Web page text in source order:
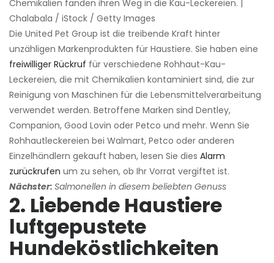
Chemikalien fanden ihren Weg in die Kau-Leckereien. |
Chalabala / iStock / Getty Images
Die United Pet Group ist die treibende Kraft hinter
unzähligen Markenprodukten für Haustiere. Sie haben eine
freiwilliger Rückruf für verschiedene Rohhaut-Kau-
Leckereien, die mit Chemikalien kontaminiert sind, die zur
Reinigung von Maschinen für die Lebensmittelverarbeitung
verwendet werden. Betroffene Marken sind Dentley,
Companion, Good Lovin oder Petco und mehr. Wenn Sie
Rohhautleckereien bei Walmart, Petco oder anderen
Einzelhändlern gekauft haben, lesen Sie dies Alarm
zurückrufen um zu sehen, ob Ihr Vorrat vergiftet ist.
Nächster: Salmonellen in diesem beliebten Genuss
2. Liebende Haustiere
luftgepustete
Hundeköstlichkeiten